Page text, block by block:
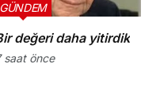
değeri daha yitirdik
GÜNDEM
saat önce